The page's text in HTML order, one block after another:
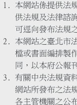
本網站係提供法
供法規及法律諮
可逕向發布法規
本網站之臺北市
檔或書面編排製
同，以本府公報
有關中央法規資
網站所發布之法
各主管機關之公